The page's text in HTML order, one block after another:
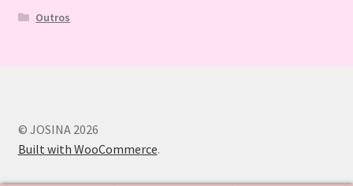
Outros
© JOSINA 2026
Built with WooCommerce.